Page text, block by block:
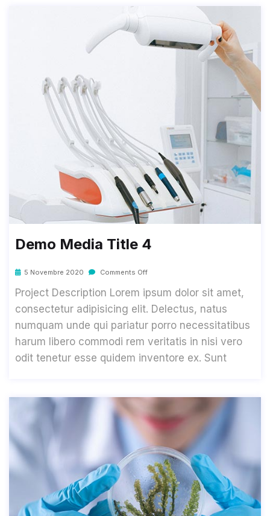
Demo Media Title 4
5 Novembre 2020 Comments Off
Project Description Lorem ipsum dolor sit amet,
consectetur adipisicing elit. Delectus, natus
numquam unde qui pariatur porro necessitatibus
harum libero commodi rem veritatis in nisi vero
odit tenetur esse quidem inventore ex. Sunt